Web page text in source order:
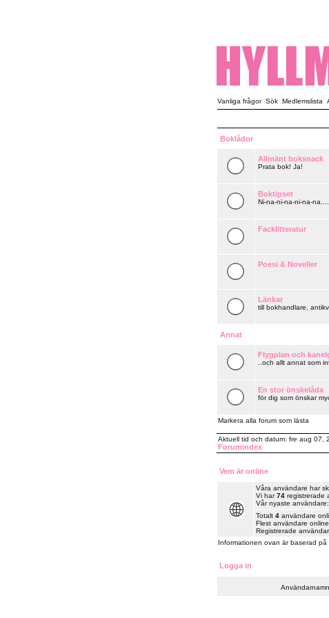
Vanliga frågor Sök Medlemslista
Boklådor
Allmänt boksnack
Prata bok! Ja!
Boktipset
Ni-na-ni-na-ni-na-na....
Facklitteratur
Poesi & Noveller
Länkar
till bokhandlare,
Annat
Flygplan och
..och allt annat som
En stor önskelåda
för dig som önskar
Markera alla forum som lästa
Aktuell tid och datum: fre aug 07,
Forumindex
Vem är online
Våra användare har
Vi har74registrerade
Vår nyaste användare:
Totalt 4användare
Flest användare
Registrerade
Informationen ovan är baserad
Logga in